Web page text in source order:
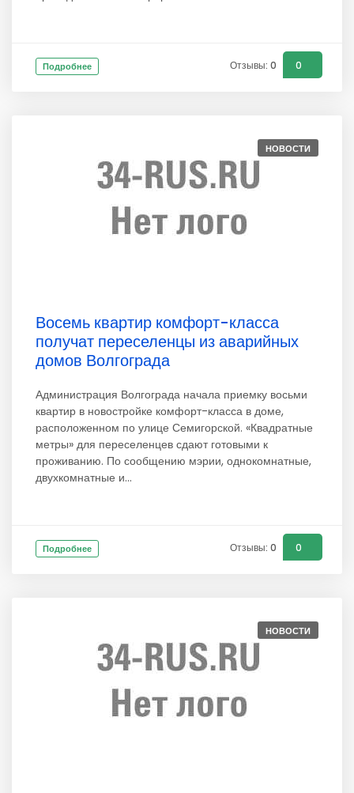
Подробнее Отзывы: 0 0
НОВОСТИ
Восемь квартир комфорт-класса
получат переселенцы из аварийных
домов Волгограда
Администрация Волгограда начала приемку восьми
квартир в новостройке комфорт-класса в доме,
расположенном по улице Семигорской. «Квадратные
метры» для переселенцев сдают готовыми к
проживанию. По сообщению мэрии, однокомнатные,
двухкомнатные и...
Подробнее Отзывы: 0 0
НОВОСТИ